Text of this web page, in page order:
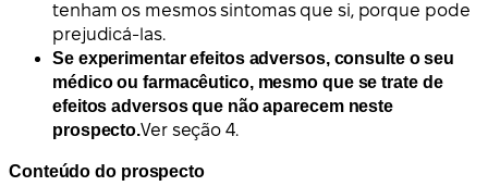
tenham os mesmos sintomas que si, porque pode
prejudicá-las.
Se experimentar efeitos adversos, consulte o seu
médico ou farmacêutico, mesmo que se trate de
efeitos adversos que não aparecem neste
prospecto.Ver seção 4.
Conteúdo do prospecto